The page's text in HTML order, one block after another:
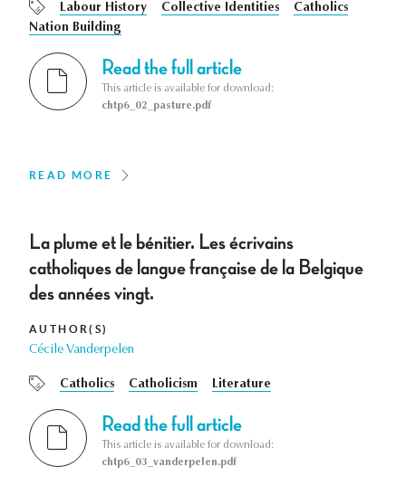
Labour History Collective Identities
Catholics
Nation Building
Read the full article
This article is available for download:
chtp6_02_pasture.pdf
READ MORE
La plume et le bénitier. Les écrivains
catholiques de langue française de la Belgique
des années vingt.
AUTHOR(S)
Cécile Vanderpelen
Catholics Catholicism Literature
Read the full article
This article is available for download:
chtp6_03_vanderpelen.pdf